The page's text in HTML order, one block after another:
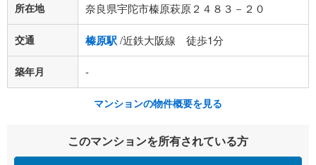
所在地 奈良県宇陀市榛原萩原２４８３－２０
交通 榛原駅/近鉄大阪線 徒歩1分
築年月 -
マンションの物件概要を見る
このマンションを所有されている方